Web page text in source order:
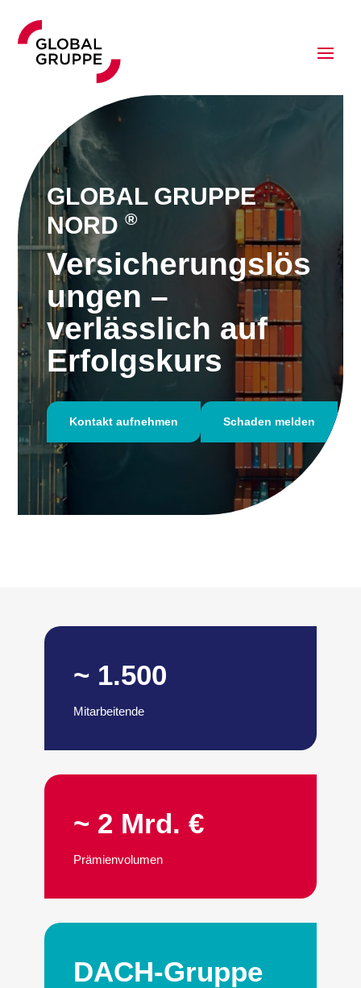
GLOBAL GRUPPE
NORD®
Versicherungslös
ungen –
verlässlich auf
Erfolgskurs
Kontakt aufnehmen Schaden melden
~ 1.500
Mitarbeitende
~ 2 Mrd. €
Prämienvolumen
DACH-Gruppe